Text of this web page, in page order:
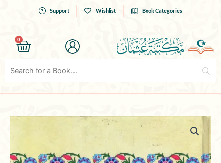
Support Wishlist Book Categories
0
Cart